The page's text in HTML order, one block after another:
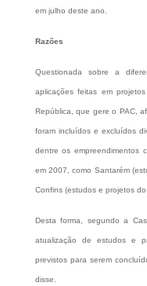
em julho deste ano.
Razões
Questionada sobre a
aplicações feitas em
República, que gere o PAC,
foram incluídos e excluídos
dentre os empreendimentos
em 2007, como Santarém
Confins (estudos e projetos do
Desta forma, segundo a
atualização de estudos e
previstos para serem
disse.